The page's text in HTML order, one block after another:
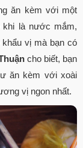
ăn kèm với một
là nước mắm,
vị mà bạn có
cho biết, bạn
ăn kèm với xoài
vị ngon nhất.